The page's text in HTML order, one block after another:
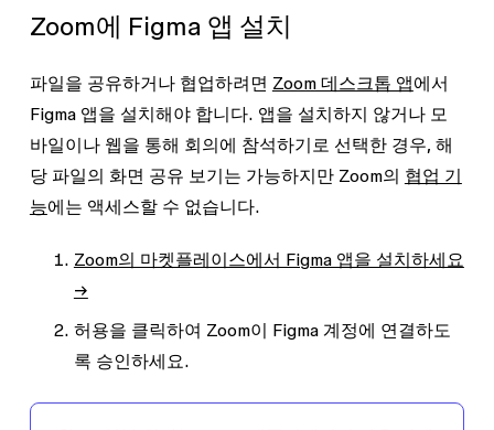
Zoom에 Figma 앱 설치
파일을 공유하거나 협업하려면 Zoom 데스크톱 앱에서
Figma 앱을 설치해야 합니다. 앱을 설치하지 않거나 모
바일이나 웹을 통해 회의에 참석하기로 선택한 경우, 해
당 파일의 화면 공유 보기는 가능하지만 Zoom의 협업 기
능에는 액세스할 수 없습니다.
Zoom의 마켓플레이스에서 Figma 앱을 설치하세요
→
허용을 클릭하여 Zoom이 Figma 계정에 연결하도
록 승인하세요.